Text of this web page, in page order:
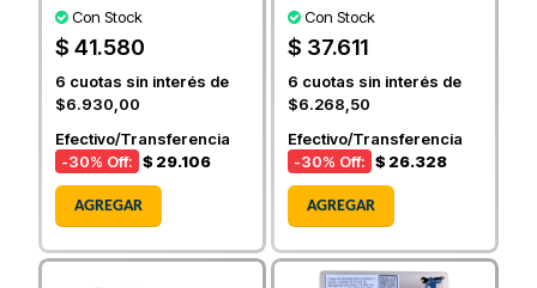
Con Stock
$ 41.580
6 cuotas sin interés de
$6.930,00
Efectivo/Transferencia
-30% Off: $ 29.106
AGREGAR
Con Stock
$ 37.611
6 cuotas sin interés de
$6.268,50
Efectivo/Transferencia
-30% Off: $ 26.328
AGREGAR